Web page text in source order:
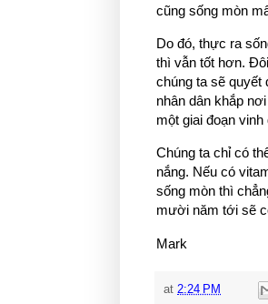
cũng sống mòn
Do đó, thực ra
thì vẫn tốt hơn.
chúng ta sẽ quyết
nhân dân khắp
một giai đoạn
Chúng ta chỉ có
nắng. Nếu có
sống mòn thì
mười năm tới sẽ
Mark
at 2:24 PM